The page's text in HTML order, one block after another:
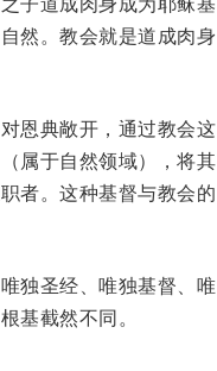
然。教会就是道成肉身
恩典敞开，通过教会这
属于自然领域），将其
者。这种基督与教会的
独圣经、唯独基督、唯
基截然不同。